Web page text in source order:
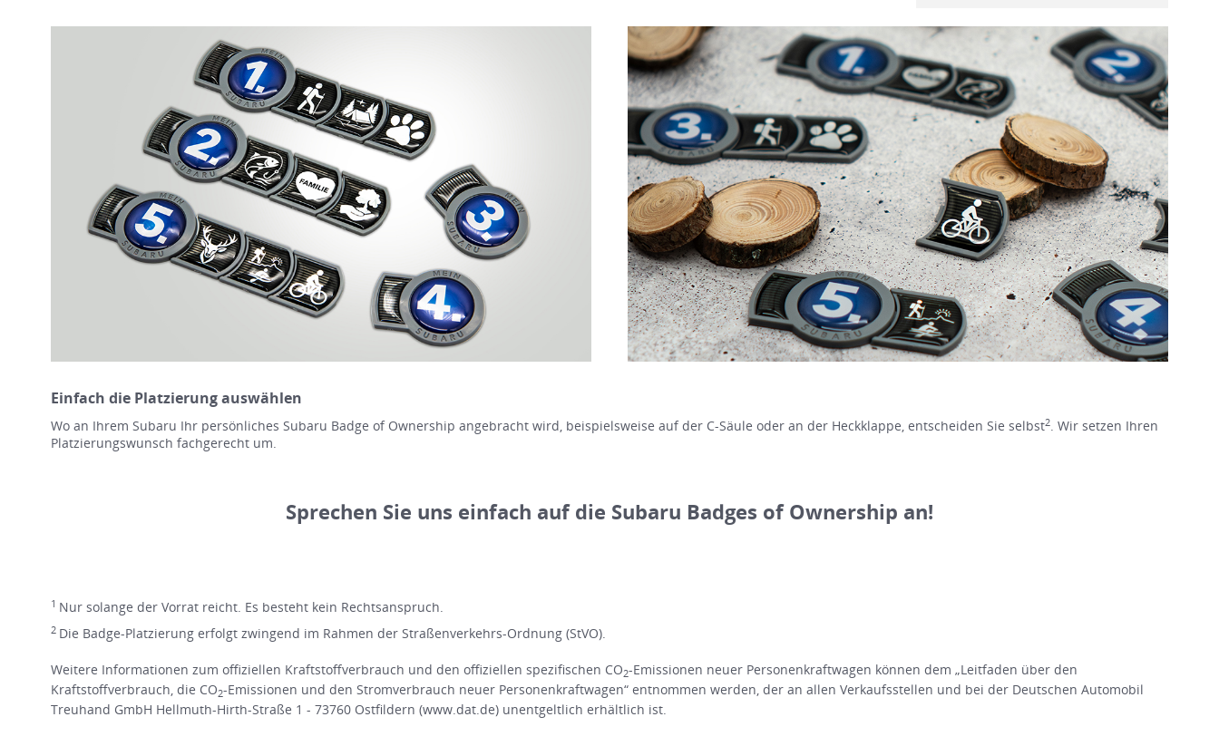
Einfach die Platzierung auswählen
Wo an Ihrem Subaru Ihr persönliches Subaru Badge of Ownership angebracht wird, beispielsweise auf der C-Säule oder an der Heckklappe, entscheiden Sie selbst2. Wir setzen Ihren
Platzierungswunsch fachgerecht um.
Sprechen Sie uns einfach auf die Subaru Badges of Ownership an!
1 Nur solange der Vorrat reicht. Es besteht kein Rechtsanspruch.
2 Die Badge-Platzierung erfolgt zwingend im Rahmen der Straßenverkehrs-Ordnung (StVO).
Weitere Informationen zum offiziellen Kraftstoffverbrauch und den offiziellen spezifischen CO2-Emissionen neuer Personenkraftwagen können dem „Leitfaden über den
Kraftstoffverbrauch, die CO2-Emissionen und den Stromverbrauch neuer Personenkraftwagen“ entnommen werden, der an allen Verkaufsstellen und bei der Deutschen Automobil
Treuhand GmbH Hellmuth-Hirth-Straße 1 - 73760 Ostfildern (www.dat.de) unentgeltlich erhältlich ist.